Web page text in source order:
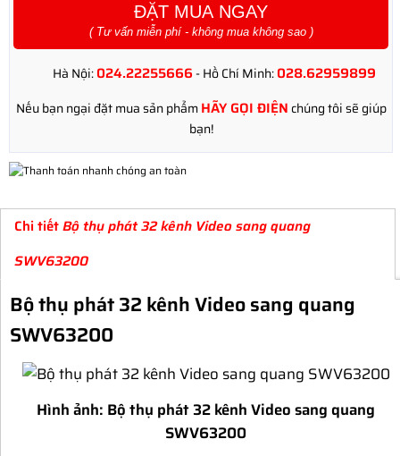
ĐẶT MUA NGAY
( Tư vấn miễn phí - không mua không sao )
Hà Nội:024.22255666 - Hồ Chí Minh:028.62959899
Nếu bạn ngại đặt mua sản phẩmHÃY GỌI ĐIỆN chúng tôi sẽ giúp
bạn!
Chi tiếtBộ thụ phát 32 kênh Video sang quang
SWV63200
Bộ thụ phát 32 kênh Video sang quang
SWV63200
Hình ảnh: Bộ thụ phát 32 kênh Video sang quang
SWV63200